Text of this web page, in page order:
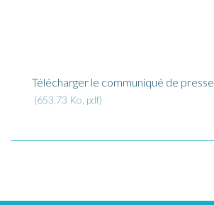
Télécharger le communiqué de presse
653,73 Ko, pdf